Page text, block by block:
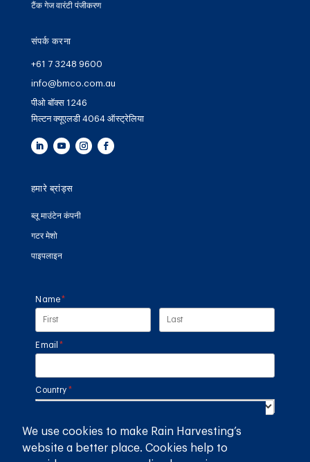
टैंक गेज वारंटी पंजीकरण
संपर्क करना
+61 7 3248 9600
info@bmco.com.au
पीओ बॉक्स 1246
मिल्टन क्यूएलडी 4064 ऑस्ट्रेलिया
हमारे ब्रांड्स
ब्लू माउंटेन कंपनी
गटर मेशो
पाइपलाइन
Name*
(required)
Email *
(required)
Country *(required)
SUBMIT
We use cookies to make Rain Harvesting’s
website a better place. Cookies help to